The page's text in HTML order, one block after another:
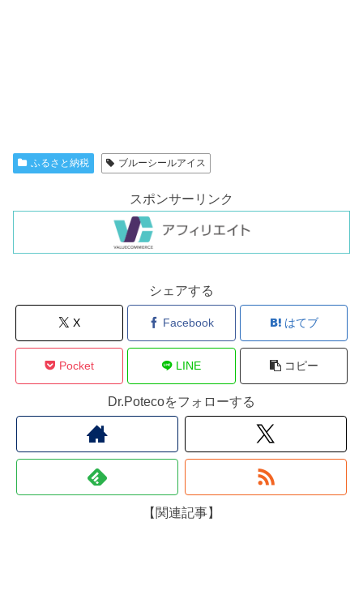
ふるさと納税 ブルーシールアイス
スポンサーリンク
シェアする
X Facebook はてブ
Pocket LINE コピー
Dr.Potecoをフォローする
【関連記事】